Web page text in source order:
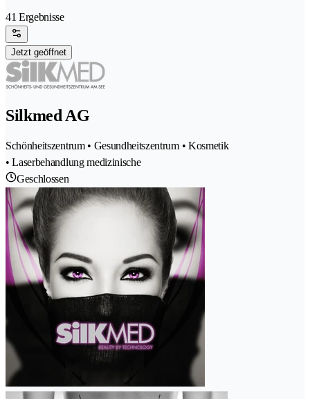
41 Ergebnisse
Jetzt geöffnet
Silkmed AG
Schönheitszentrum • Gesundheitszentrum • Kosmetik
• Laserbehandlung medizinische
Geschlossen